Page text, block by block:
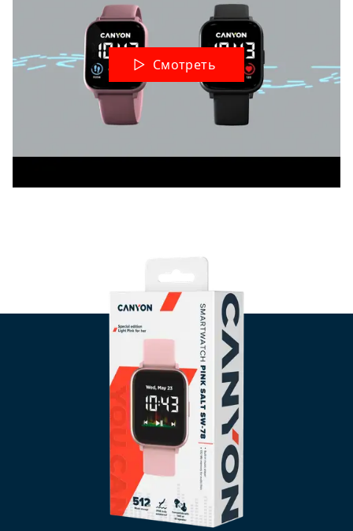
Смотреть